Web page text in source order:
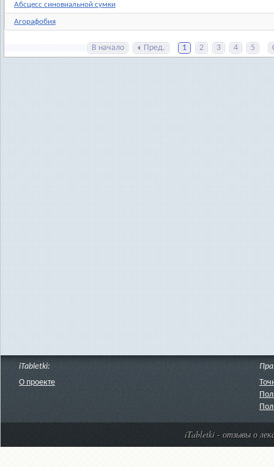
Абсцесс синовиальной сумки
Агорафобия
В начало Пред. 1 2 3 4 5
iTabletki:
О проекте
iTabletki - отзывы о